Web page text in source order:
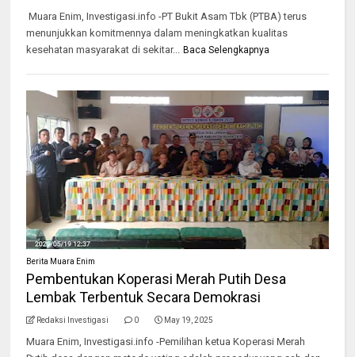
Muara Enim, Investigasi.info -PT Bukit Asam Tbk (PTBA) terus
menunjukkan komitmennya dalam meningkatkan kualitas
kesehatan masyarakat di sekitar...
Baca Selengkapnya
Berita Muara Enim
Pembentukan Koperasi Merah Putih Desa
Lembak Terbentuk Secara Demokrasi
Redaksi Investigasi 0 May 19, 2025
Muara Enim, Investigasi.info -Pemilihan ketua Koperasi Merah